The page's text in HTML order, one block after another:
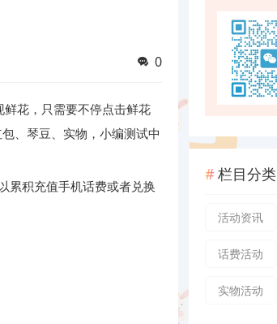
0
花，只需要不停点击鲜花
、琴豆、实物，小编测试中
累积充值手机话费或者兑换
栏目分类
活动资讯
话费活动
实物活动